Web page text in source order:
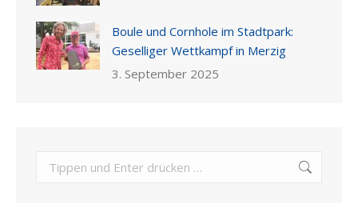
Boule und Cornhole im Stadtpark:
Geselliger Wettkampf in Merzig
3. September 2025
Search: